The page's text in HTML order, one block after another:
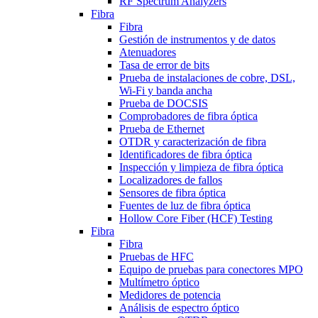
Fibra
Fibra
Gestión de instrumentos y de datos
Atenuadores
Tasa de error de bits
Prueba de instalaciones de cobre, DSL,
Wi-Fi y banda ancha
Prueba de DOCSIS
Comprobadores de fibra óptica
Prueba de Ethernet
OTDR y caracterización de fibra
Identificadores de fibra óptica
Inspección y limpieza de fibra óptica
Localizadores de fallos
Sensores de fibra óptica
Fuentes de luz de fibra óptica
Hollow Core Fiber (HCF) Testing
Fibra
Fibra
Pruebas de HFC
Equipo de pruebas para conectores MPO
Multímetro óptico
Medidores de potencia
Análisis de espectro óptico